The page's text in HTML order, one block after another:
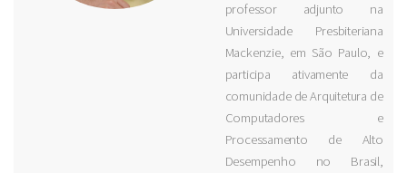
professor adjunto na
Universidade Presbiteriana
Mackenzie, em São Paulo, e
participa ativamente da
comunidade de Arquitetura de
Computadores e
Processamento de Alto
Desempenho no Brasil,